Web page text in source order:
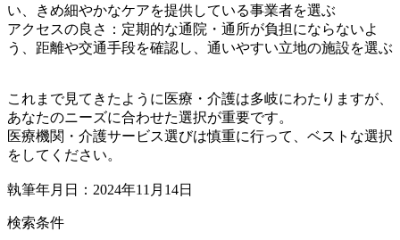
い、きめ細やかなケアを提供している事業者を選ぶ
アクセスの良さ：定期的な通院・通所が負担にならないよ
う、距離や交通手段を確認し、通いやすい立地の施設を選ぶ
これまで見てきたように医療・介護は多岐にわたりますが、
あなたのニーズに合わせた選択が重要です。
医療機関・介護サービス選びは慎重に行って、ベストな選択
をしてください。
執筆年月日：2024年11月14日
検索条件